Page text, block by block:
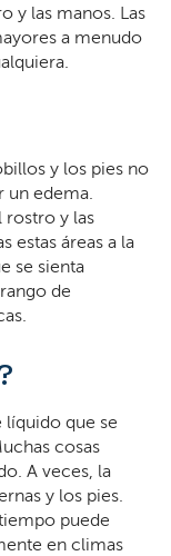
y las manos. Las
a menudo
y los pies no
un edema.
rostro y las
estas áreas a la
se sienta
de
líquido que se
cosas
A veces, la
y los pies.
puede
en climas